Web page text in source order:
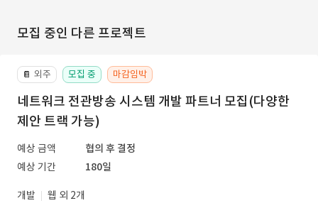
모집 중인 다른 프로젝트
📔 외주 모집 중 마감임박
네트워크 전관방송 시스템 개발 파트너 모집(다양한
제안 트랙 가능)
예상 금액
협의 후 결정
예상 기간
180일
개발
웹 외 2개